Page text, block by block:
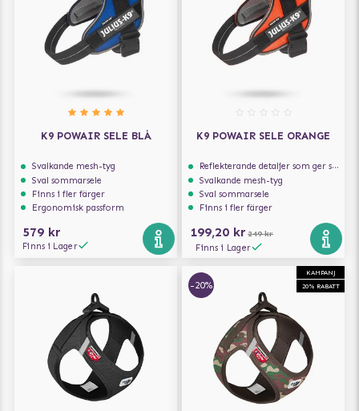
K9 POWAIR SELE BLÅ
Svalkande mesh-tyg
Sval sommarsele
Finns i fler färger
Ergonomisk passform
579 kr
Finns i Lager
K9 POWAIR SELE ORANGE
Reflekterande detaljer som ger synlighet i svagt ljus
Svalkande mesh-tyg
Sval sommarsele
Finns i fler färger
199,20 kr 249 kr
Finns i Lager
KAMPANJ
20% RABATT
-20%